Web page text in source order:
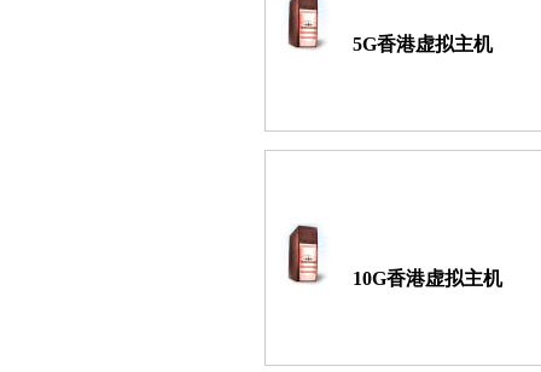
5G香港虚拟主机
10G香港虚拟主机